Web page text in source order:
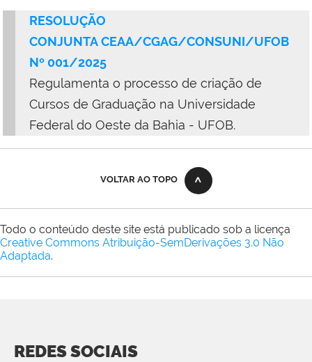
RESOLUÇÃO
CONJUNTACEAA/CGAG/CONSUNI/UFOB
Nº 001/2025
Regulamenta o processo de criação de
Cursos de Graduação na Universidade
Federal do Oeste da Bahia - UFOB.
VOLTAR AO TOPO
Todo o conteúdo deste site está publicado sob a licença
Creative Commons Atribuição-SemDerivações 3.0 Não
Adaptada.
REDES SOCIAIS